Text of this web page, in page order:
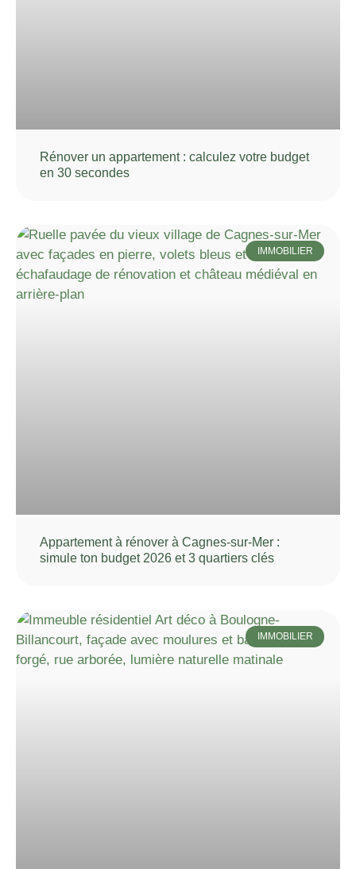
Rénover un appartement : calculez votre budget
en 30 secondes
IMMOBILIER
Appartement à rénover à Cagnes-sur-Mer :
simule ton budget 2026 et 3 quartiers clés
IMMOBILIER